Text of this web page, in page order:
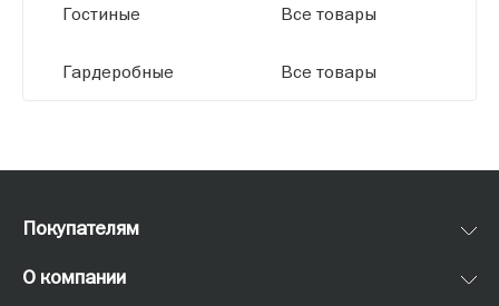
Гостиные
Гардеробные
Все товары
Все товары
Покупателям
О компании